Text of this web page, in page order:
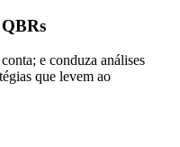
QBRs
e conduza análises
que levem ao